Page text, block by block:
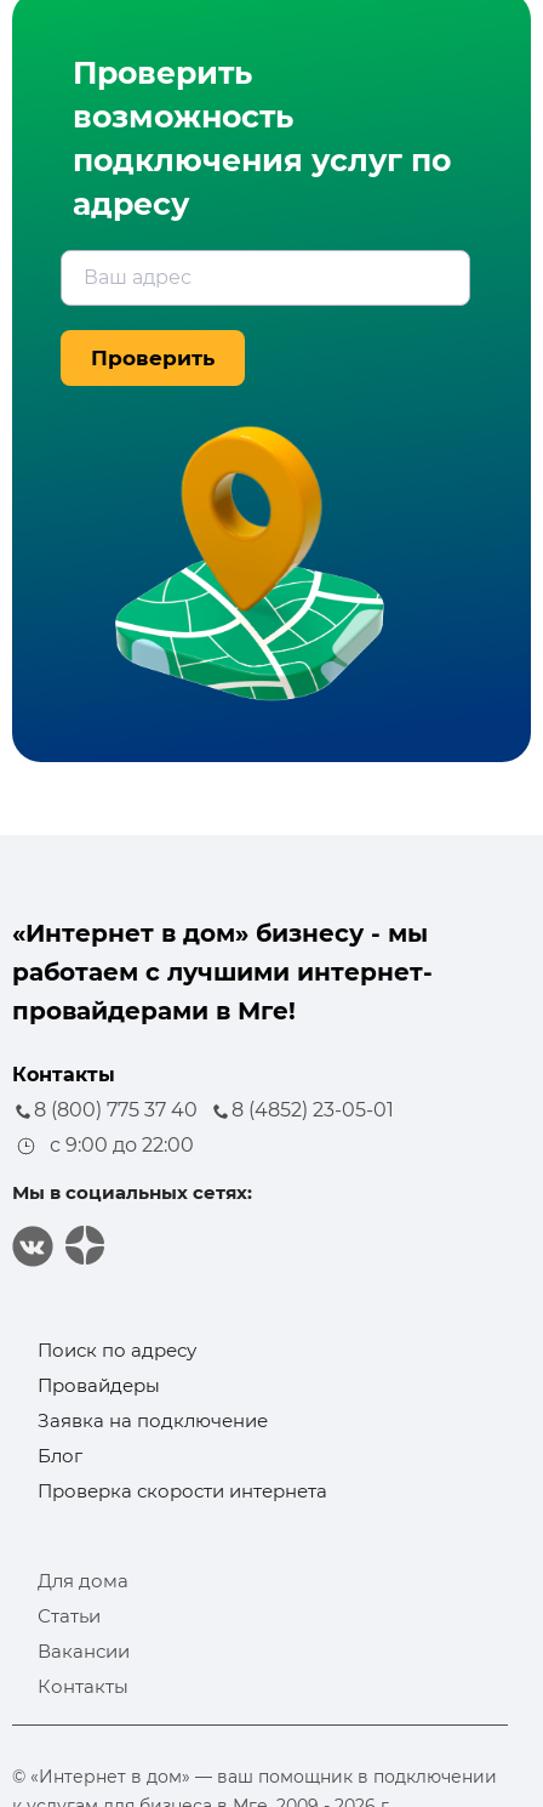
Проверить
возможность
подключения услуг по
адресу
Ваш адрес
Проверить
«Интернет в дом» бизнесу - мы
работаем с лучшими интернет-
провайдерами в Мге!
Контакты
8 (800) 775 37 40
8 (4852) 23-05-01
с 9:00 до 22:00
Мы в социальных сетях:
Поиск по адресу
Провайдеры
Заявка на подключение
Блог
Проверка скорости интернета
Для дома
Статьи
Вакансии
Контакты
© «Интернет в дом» — ваш помощник в подключении